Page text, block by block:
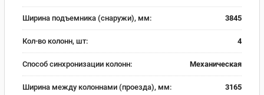
Ширина подъемника (снаружи), мм: 3845
Кол-во колонн, шт: 4
Способ синхронизации колонн: Механическая
Ширина между колоннами (проезда), мм: 3165